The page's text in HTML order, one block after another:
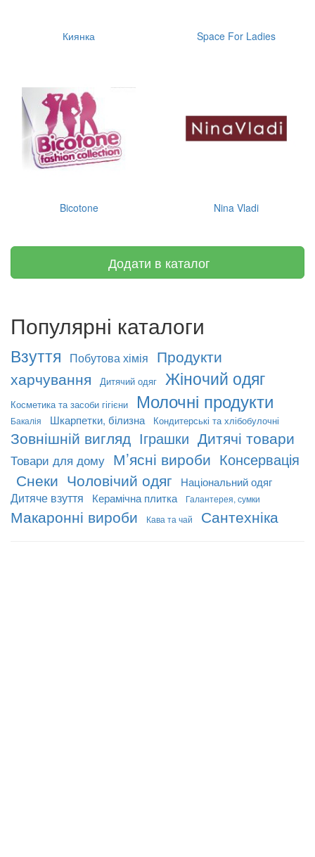
Киянка Space For Ladies
Bicotone Nina Vladi
Додати в каталог
Популярні каталоги
Взуття Побутова хімія
Продукти
харчування
Дитячий одяг Жіночий одяг
Косметика та засоби гігієни Молочні продукти
Бакалія Шкарпетки, білизна Кондитерські та хлібобулочні
Зовнішній вигляд Іграшки Дитячі товари
Товари для дому М’ясні вироби Консервація
Снеки Чоловічий одяг Національний одяг
Дитяче взуття Керамічна плитка Галантерея, сумки
Макаронні вироби Кава та чай Сантехніка